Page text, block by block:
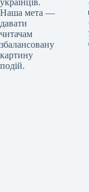
українців.
Наша мета —
давати
читачам
збалансовану
картину
подій.